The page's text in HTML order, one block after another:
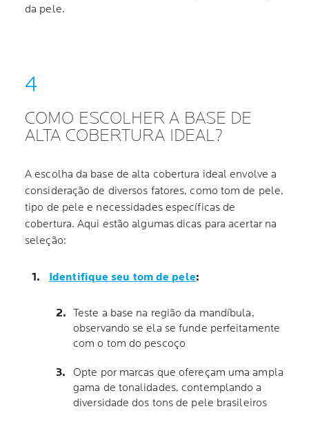
da pele.
COMO ESCOLHER A BASE DE
ALTA COBERTURA IDEAL?
A escolha da base de alta cobertura ideal envolve a
consideração de diversos fatores, como tom de pele,
tipo de pele e necessidades específicas de
cobertura. Aqui estão algumas dicas para acertar na
seleção:
Identifique seu tom de pele:
Teste a base na região da mandíbula,
observando se ela se funde perfeitamente
com o tom do pescoço
Opte por marcas que ofereçam uma ampla
gama de tonalidades, contemplando a
diversidade dos tons de pele brasileiros